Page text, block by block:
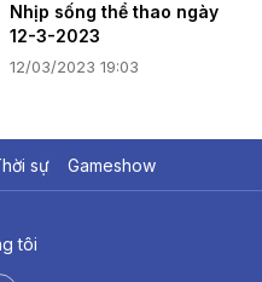
Nhịp sống thể thao ngày
12-3-2023
12/03/2023 19:03
sự Gameshow
tôi